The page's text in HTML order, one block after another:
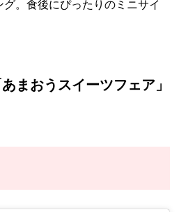
グ。食後にぴったりのミニサイ
まおうスイーツフェア」